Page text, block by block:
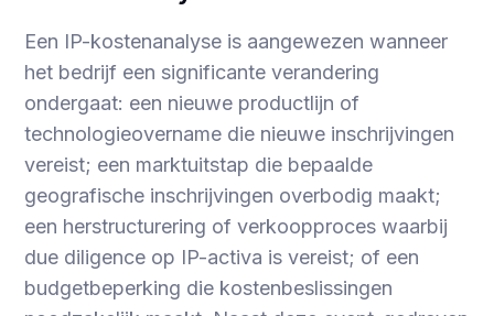
Een IP-kostenanalyse is aangewezen wanneer
het bedrijf een significante verandering
ondergaat: een nieuwe productlijn of
technologieovername die nieuwe inschrijvingen
vereist; een marktuitstap die bepaalde
geografische inschrijvingen overbodig maakt;
een herstructurering of verkoopproces waarbij
due diligence op IP-activa is vereist; of een
budgetbeperking die kostenbeslissingen